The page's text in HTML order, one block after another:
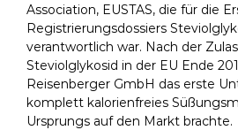
Association, EUSTAS, die für die
Registrierungsdossiers
verantwortlich war. Nach der
Steviolglykosid in der EU Ende
Reisenberger GmbH das erste
komplett kalorienfreies
Ursprungs auf den Markt brachte.